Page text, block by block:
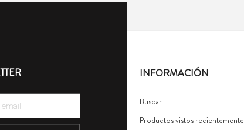
INFORMACIÓN
Buscar
Productos vistos recientemente